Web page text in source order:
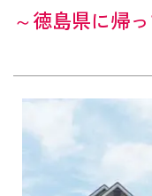
～徳島県に帰